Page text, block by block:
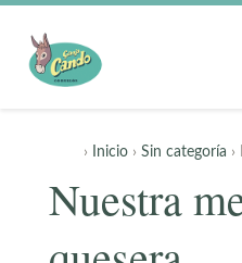
› Inicio › Sin categoría
Nuestra